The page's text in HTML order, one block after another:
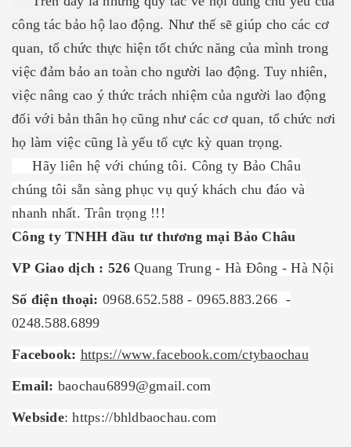
công tác bảo hộ lao động. Như thế sẽ giúp cho các cơ
quan, tổ chức thực hiện tốt chức năng của mình trong
việc đảm bảo an toàn cho người lao động. Tuy nhiên,
việc nâng cao ý thức trách nhiệm của người lao động
đối với bản thân họ cũng như các cơ quan, tổ chức nơi
họ làm việc cũng là yếu tố cực kỳ quan trọng.
Hãy liên hệ với chúng tôi. Công ty Bảo Châu
chúng tôi sẵn sàng phục vụ quý khách chu đáo và
nhanh nhất. Trân trọng !!!
Công ty TNHH đầu tư thương mại Bảo Châu
VP Giao dịch : 526Quang Trung - Hà Đông - Hà Nội
Số điện thoại: 0968.652.588 - 0965.883.266 -
0248.588.6899
Facebook: https://www.facebook.com/ctybaochau
Email: baochau6899@gmail.com
Webside:https://bhldbaochau.com